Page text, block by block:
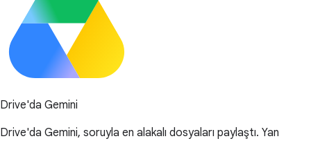
Drive'da Gemini
Drive'da Gemini, soruyla en alakalı dosyaları paylaştı. Yan